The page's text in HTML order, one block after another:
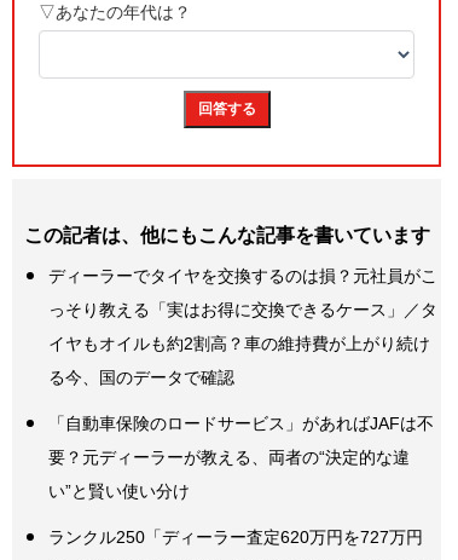
この記者は、他にもこんな記事を書いています
ディーラーでタイヤを交換するのは損？元社員がこ
っそり教える「実はお得に交換できるケース」／タ
イヤもオイルも約2割高？車の維持費が上がり続け
る今、国のデータで確認
「自動車保険のロードサービス」があればJAFは不
要？元ディーラーが教える、両者の“決定的な違
い”と賢い使い分け
ランクル250「ディーラー査定620万円を727万円